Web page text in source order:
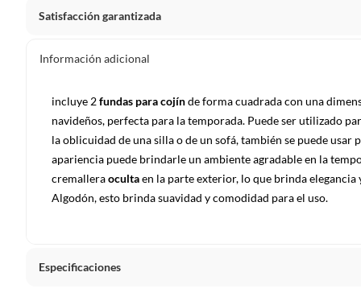
Satisfacción garantizada
Productos vendidos por Falabella, Tottus y otros
48 horas: cemento, mezclas de hormigón, morteros, yeso y
7 días: colchones y productos de combustión.
Productos vendidos porSodimactienen:
máquinas.
Información adicional
incluye 2fundas para cojínde forma cuadrada con una
navideños, perfecta para la temporada. Puede ser utilizado
la oblicuidad de una silla o de un sofá, también se puede usar
apariencia puede brindarle un ambiente agradable en la
cremalleraocultaen la parte exterior, lo que brinda
Algodón, esto brinda suavidad y comodidad para el uso.
Especificaciones